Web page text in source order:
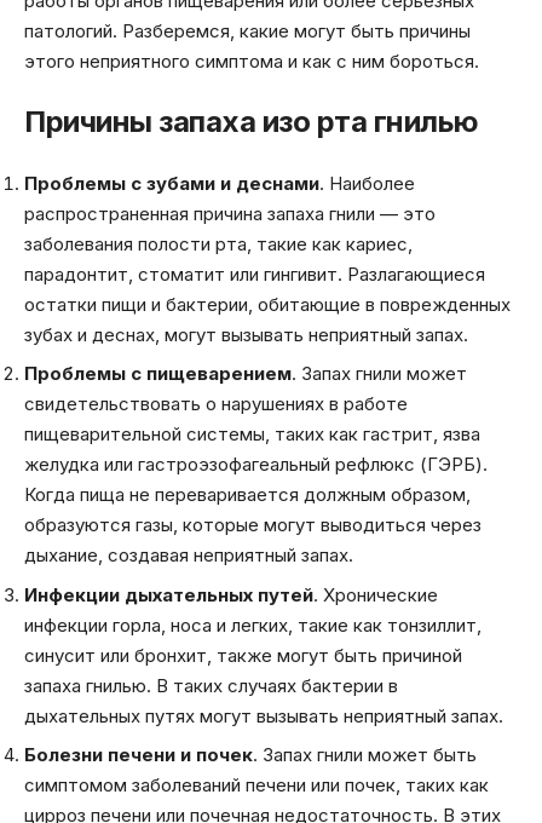
патологий. Разберемся, какие могут быть причины
этого неприятного симптома и как с ним бороться.
Причины запаха изо рта гнилью
Проблемы с зубами и деснами. Наиболее
распространенная причина запаха гнили — это
заболевания полости рта, такие как кариес,
парадонтит, стоматит или гингивит. Разлагающиеся
остатки пищи и бактерии, обитающие в поврежденных
зубах и деснах, могут вызывать неприятный запах.
Проблемы с пищеварением. Запах гнили может
свидетельствовать о нарушениях в работе
пищеварительной системы, таких как гастрит, язва
желудка или гастроэзофагеальный рефлюкс (ГЭРБ).
Когда пища не переваривается должным образом,
образуются газы, которые могут выводиться через
дыхание, создавая неприятный запах.
Инфекции дыхательных путей. Хронические
инфекции горла, носа и легких, такие как тонзиллит,
синусит или бронхит, также могут быть причиной
запаха гнилью. В таких случаях бактерии в
дыхательных путях могут вызывать неприятный запах.
Болезни печени и почек. Запах гнили может быть
симптомом заболеваний печени или почек, таких как
цирроз печени или почечная недостаточность. В этих